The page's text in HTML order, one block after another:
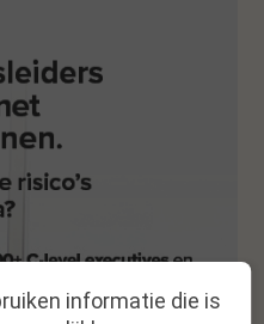
informatie die is